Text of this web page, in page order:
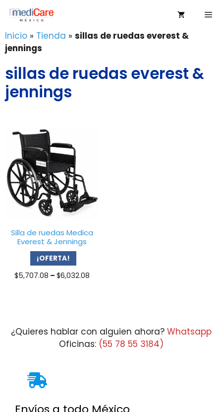
Saltar
contenido
Inicio » Tienda » sillas de ruedas everest &
jennings
sillas de ruedas everest &
jennings
Silla de ruedas Medica
Everest & Jennings
¡OFERTA!
$5,707.08 – $6,032.08Price
¿Quieres hablar con alguien ahora? Whatsapp
Oficinas: (55 78 55 3184)